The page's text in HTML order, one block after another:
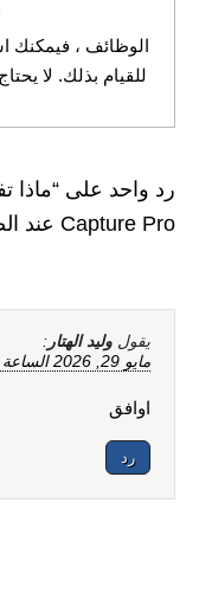
للقيام بذلك. لا
Capture Pro عند الضغط على “Save” (حفظ)؟”
يقول وليد الهتار :
مايو 29, 2026 الساعة 7:15 ص
اوافق
رد